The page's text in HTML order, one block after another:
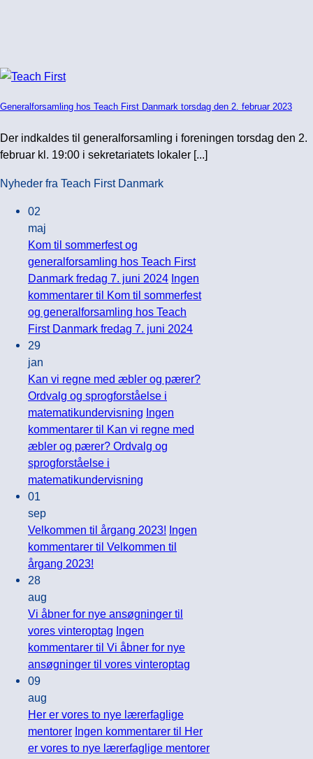
Generalforsamling hos Teach First Danmark torsdag den 2. februar 2023
Der indkaldes til generalforsamling i foreningen torsdag den 2.
februar kl. 19:00 i sekretariatets lokaler [...]
Nyheder fra Teach First Danmark
02
maj
Kom til sommerfest og
generalforsamling hos Teach First
Danmark fredag 7. juni 2024 Ingen
kommentarer til Kom til sommerfest
og generalforsamling hos Teach
First Danmark fredag 7. juni 2024
29
jan
Kan vi regne med æbler og pærer?
Ordvalg og sprogforståelse i
matematikundervisning Ingen
kommentarer til Kan vi regne med
æbler og pærer? Ordvalg og
sprogforståelse i
matematikundervisning
01
sep
Velkommen til årgang 2023! Ingen
kommentarer til Velkommen til
årgang 2023!
28
aug
Vi åbner for nye ansøgninger til
vores vinteroptag Ingen
kommentarer til Vi åbner for nye
ansøgninger til vores vinteroptag
09
aug
Her er vores to nye lærerfaglige
mentorer Ingen kommentarer til Her
er vores to nye lærerfaglige mentorer